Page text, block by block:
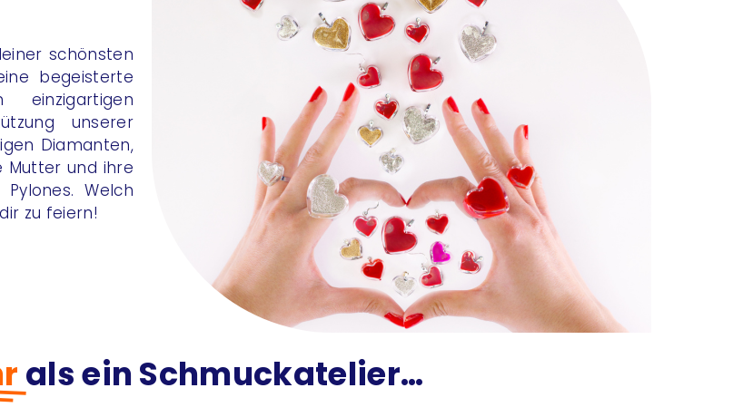
schönsten
begeisterte
einzigartigen
unserer
Diamanten,
Mutter und ihre
Welch
zu feiern!
als ein Schmuckatelier…